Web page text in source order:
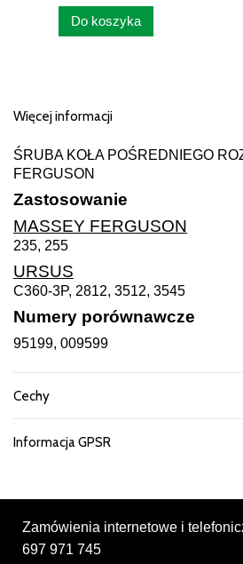
Do koszyka
Więcej informacji
ŚRUBA KOŁA POŚREDNIEGO
FERGUSON
Zastosowanie
MASSEY FERGUSON
235, 255
URSUS
C360-3P, 2812, 3512, 3545
Numery porównawcze
95199, 009599
Cechy
Informacja GPSR
Zamówienia internetowe i
697 971 745